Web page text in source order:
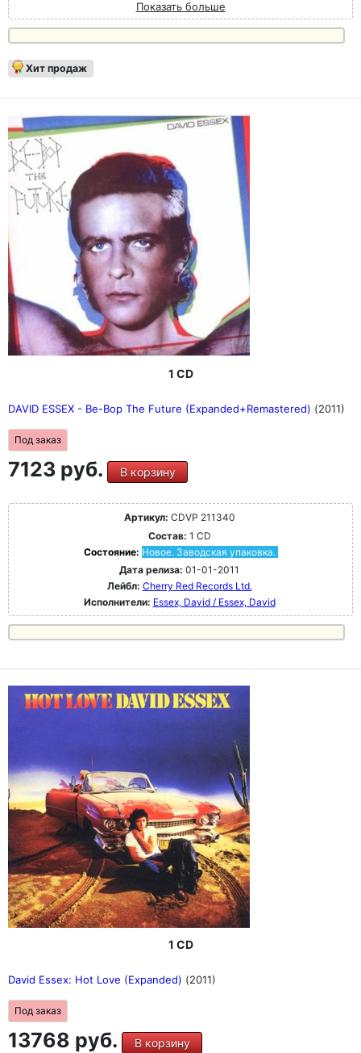
Показать больше
Хит продаж
1 CD
DAVID ESSEX - Be-Bop The Future (Expanded+Remastered) (2011)
Под заказ
7123 руб. В корзину
Артикул: CDVP 211340
Состав: 1 CD
Состояние: Новое. Заводская упаковка.
Дата релиза: 01-01-2011
Лейбл: Cherry Red Records Ltd.
Исполнители: Essex, David / Essex, David
1 CD
David Essex: Hot Love (Expanded) (2011)
Под заказ
13768 руб. В корзину